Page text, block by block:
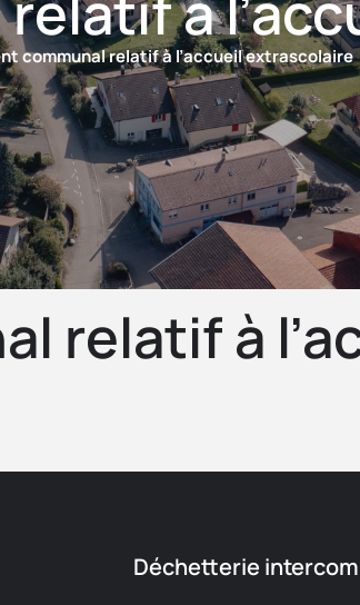
communal relatif à l’accueil extrascolaire
relatif à
Déchetterie